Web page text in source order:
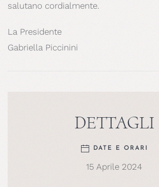
salutano cordialmente.
La Presidente
Gabriella Piccinini
DETTAGLI
DATE E ORARI
15 Aprile 2024